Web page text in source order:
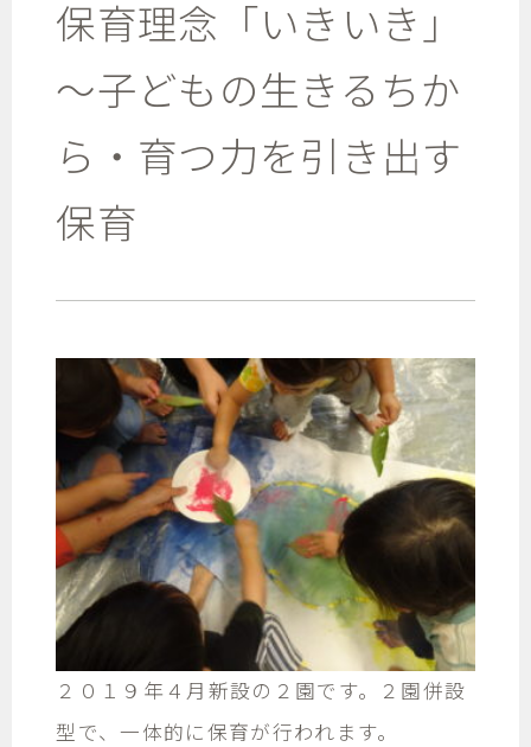
保育理念「いきいき」
～子どもの生きるちか
ら・育つ力を引き出す
保育
２０１９年４月新設の２園です。２園併設
型で、一体的に保育が行われます。